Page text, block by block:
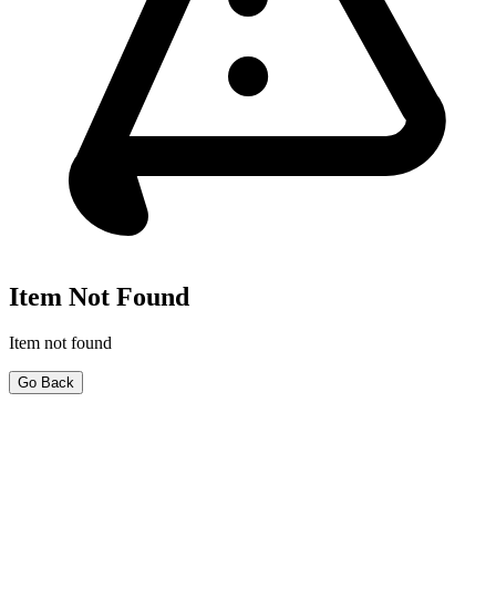
Item Not Found
Item not found
Go Back